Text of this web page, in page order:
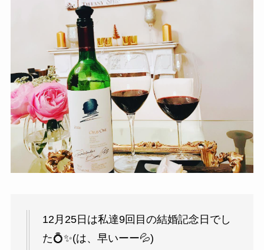
12月25日は私達9回目の結婚記念日でし
た💍✨(は、早いーー💦)